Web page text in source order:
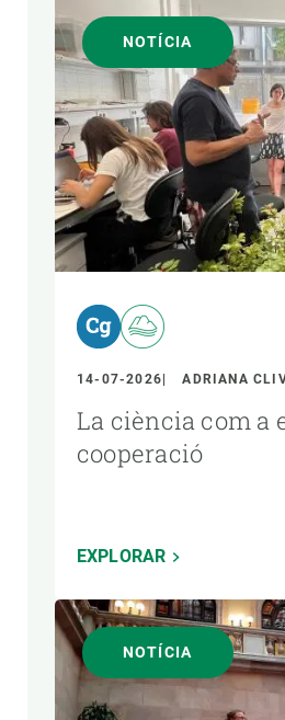
NOTÍCIA
14-07-2026 ADRIANA
La ciència com a
cooperació
EXPLORAR
NOTÍCIA